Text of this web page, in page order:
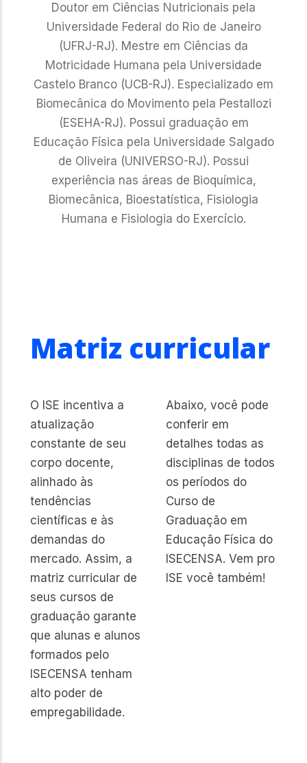
Doutor em Ciências Nutricionais pela
Universidade Federal do Rio de Janeiro
(UFRJ-RJ). Mestre em Ciências da
Motricidade Humana pela Universidade
Castelo Branco (UCB-RJ). Especializado em
Biomecânica do Movimento pela Pestallozi
(ESEHA-RJ). Possui graduação em
Educação Física pela Universidade Salgado
de Oliveira (UNIVERSO-RJ). Possui
experiência nas áreas de Bioquímica,
Biomecânica, Bioestatística, Fisiologia
Humana e Fisiologia do Exercício.
Matriz curricular
O ISE incentiva a
atualização
constante de seu
corpo docente,
alinhado às
tendências
científicas e às
demandas do
mercado. Assim, a
matriz curricular de
seus cursos de
graduação garante
que alunas e alunos
formados pelo
ISECENSA tenham
alto poder de
empregabilidade.
Abaixo, você pode
conferir em
detalhes todas as
disciplinas de todos
os períodos do
Curso de
Graduação em
Educação Física do
ISECENSA. Vem pro
ISE você também!